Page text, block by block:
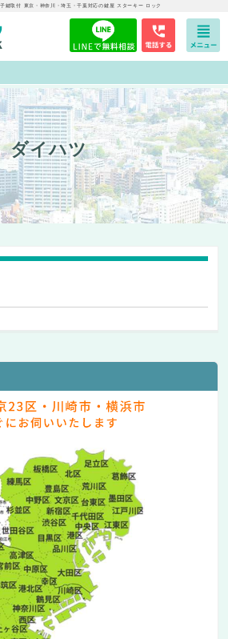
鍵取付 東京・神奈川・埼玉・千葉対応の鍵屋 スターキー ロック
ダイハツ